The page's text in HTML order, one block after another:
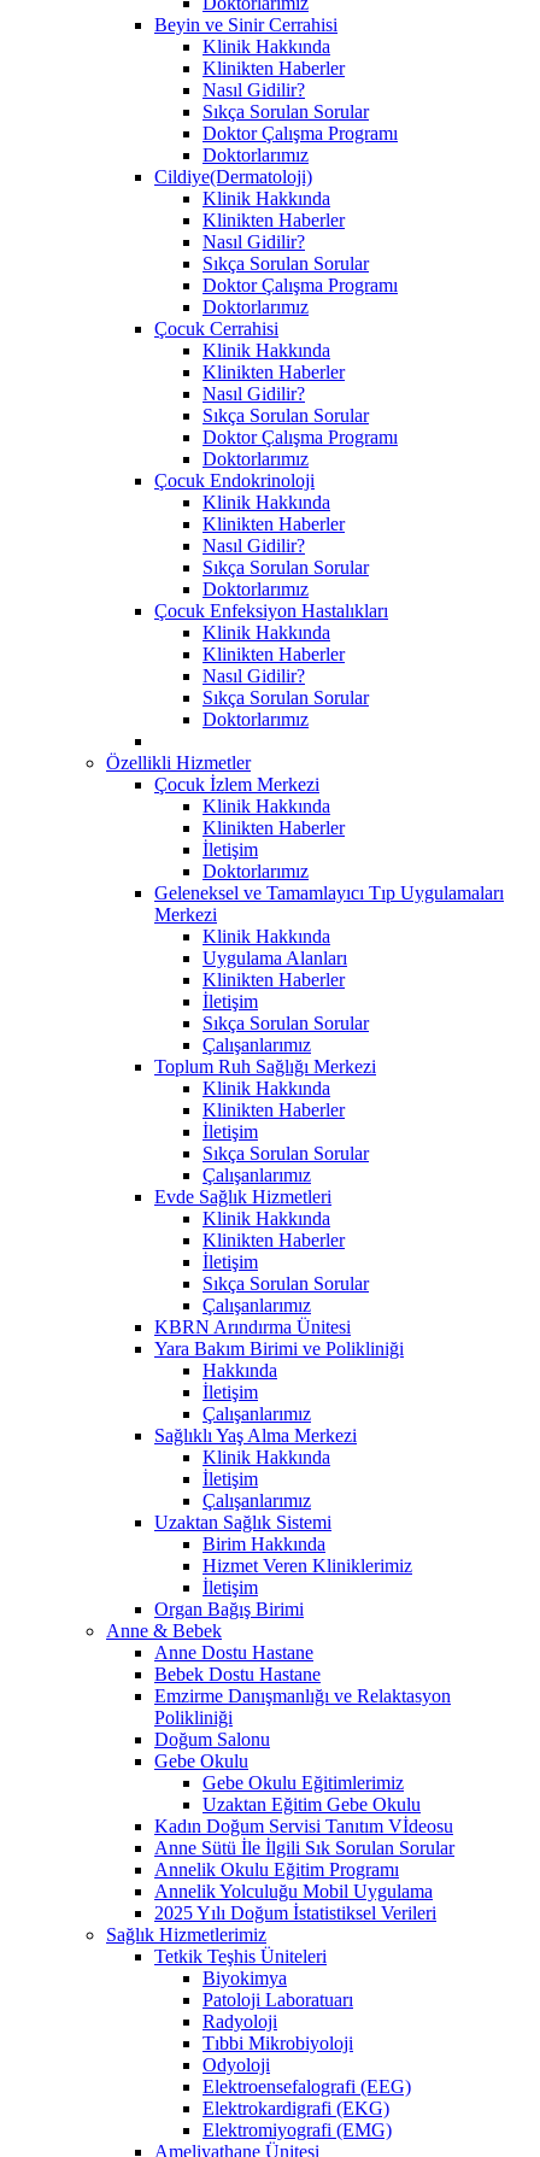
Beyin ve Sinir Cerrahisi
Klinik Hakkında
Klinikten Haberler
Nasıl Gidilir?
Sıkça Sorulan Sorular
Doktor Çalışma Programı
Doktorlarımız
Cildiye(Dermatoloji)
Klinik Hakkında
Klinikten Haberler
Nasıl Gidilir?
Sıkça Sorulan Sorular
Doktor Çalışma Programı
Doktorlarımız
Çocuk Cerrahisi
Klinik Hakkında
Klinikten Haberler
Nasıl Gidilir?
Sıkça Sorulan Sorular
Doktor Çalışma Programı
Doktorlarımız
Çocuk Endokrinoloji
Klinik Hakkında
Klinikten Haberler
Nasıl Gidilir?
Sıkça Sorulan Sorular
Doktorlarımız
Çocuk Enfeksiyon Hastalıkları
Klinik Hakkında
Klinikten Haberler
Nasıl Gidilir?
Sıkça Sorulan Sorular
Doktorlarımız
Özellikli Hizmetler
Çocuk İzlem Merkezi
Klinik Hakkında
Klinikten Haberler
İletişim
Doktorlarımız
Geleneksel ve Tamamlayıcı Tıp Uygulamaları
Merkezi
Klinik Hakkında
Uygulama Alanları
Klinikten Haberler
İletişim
Sıkça Sorulan Sorular
Çalışanlarımız
Toplum Ruh Sağlığı Merkezi
Klinik Hakkında
Klinikten Haberler
İletişim
Sıkça Sorulan Sorular
Çalışanlarımız
Evde Sağlık Hizmetleri
Klinik Hakkında
Klinikten Haberler
İletişim
Sıkça Sorulan Sorular
Çalışanlarımız
KBRN Arındırma Ünitesi
Yara Bakım Birimi ve Polikliniği
Hakkında
İletişim
Çalışanlarımız
Sağlıklı Yaş Alma Merkezi
Klinik Hakkında
İletişim
Çalışanlarımız
Uzaktan Sağlık Sistemi
Birim Hakkında
Hizmet Veren Kliniklerimiz
İletişim
Organ Bağış Birimi
Anne & Bebek
Anne Dostu Hastane
Bebek Dostu Hastane
Emzirme Danışmanlığı ve Relaktasyon
Polikliniği
Doğum Salonu
Gebe Okulu
Gebe Okulu Eğitimlerimiz
Uzaktan Eğitim Gebe Okulu
Kadın Doğum Servisi Tanıtım Vİdeosu
Anne Sütü İle İlgili Sık Sorulan Sorular
Annelik Okulu Eğitim Programı
Annelik Yolculuğu Mobil Uygulama
2025 Yılı Doğum İstatistiksel Verileri
Sağlık Hizmetlerimiz
Tetkik Teşhis Üniteleri
Biyokimya
Patoloji Laboratuarı
Radyoloji
Tıbbi Mikrobiyoloji
Odyoloji
Elektroensefalografi (EEG)
Elektrokardigrafi (EKG)
Elektromiyografi (EMG)
Ameliyathane Ünitesi